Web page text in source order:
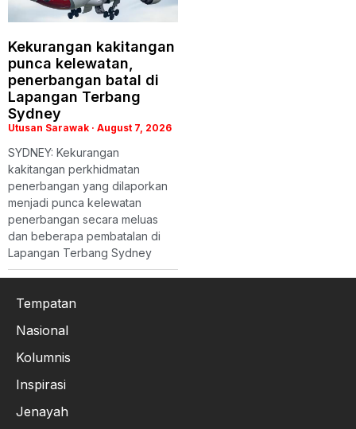
Kekurangan kakitangan
punca kelewatan,
penerbangan batal di
Lapangan Terbang
Sydney
Utusan Sarawak August 7, 2026
SYDNEY: Kekurangan
kakitangan perkhidmatan
penerbangan yang dilaporkan
menjadi punca kelewatan
penerbangan secara meluas
dan beberapa pembatalan di
Lapangan Terbang Sydney
Tempatan
Nasional
Kolumnis
Inspirasi
Jenayah